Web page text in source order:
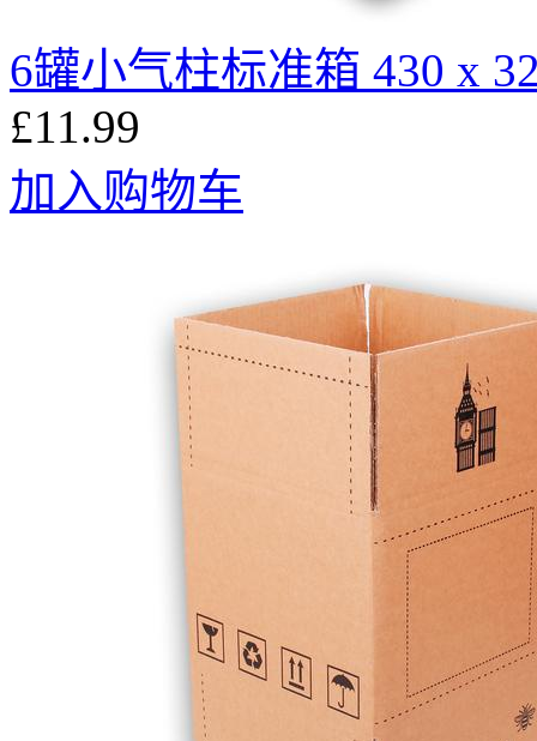
6罐小气柱标准箱 430 x
£11.99
加入购物车